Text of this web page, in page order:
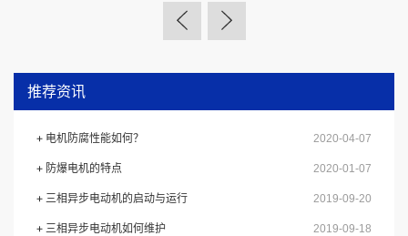
推荐资讯
2020-04-07
电机防腐性能如何？
2020-01-07
防爆电机的特点
2019-09-20
三相异步电动机的启动与运行
2019-09-18
三相异步电动机如何维护